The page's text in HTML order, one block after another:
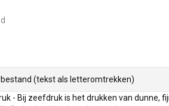
(tekst als letteromtrekken)
- Bij zeefdruk is het drukken van dunne,